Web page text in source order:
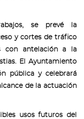
se prevé la
y cortes de tráfico
con antelación a la
El Ayuntamiento
pública y celebrará
de la actuación
usos futuros del